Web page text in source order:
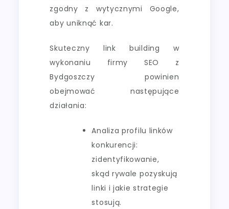
zgodny z wytycznymi Google,
aby uniknąć kar.
Skuteczny link building w
wykonaniu firmy SEO z
Bydgoszczy powinien
obejmować następujące
działania:
Analiza profilu linków
konkurencji:
zidentyfikowanie,
skąd rywale pozyskują
linki i jakie strategie
stosują.